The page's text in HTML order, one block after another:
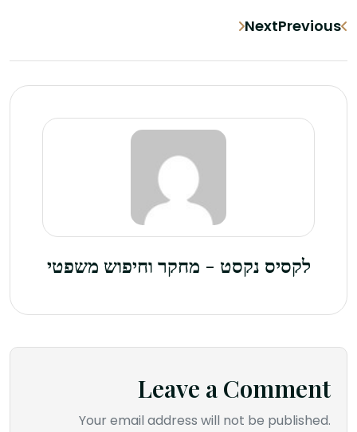
Previous
Next
לקסיס נקסט - מחקר וחיפוש משפטי
Leave a Comment
Your email address will not be published.